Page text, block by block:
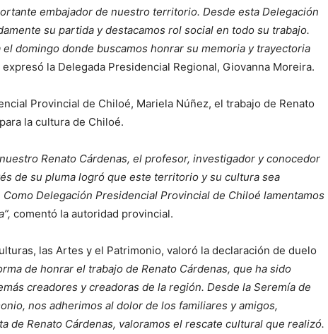
embajador de nuestro territorio. Desde esta Delegación
su partida y destacamos rol social en todo su trabajo.
domingo donde buscamos honrar su memoria y trayectoria
expresó la Delegada Presidencial Regional, Giovanna Moreira.
Provincial de Chiloé, Mariela Núñez, el trabajo de Renato
la cultura de Chiloé.
Renato Cárdenas, el profesor, investigador y conocedor
de su pluma logró que este territorio y su cultura sea
Delegación Presidencial Provincial de Chiloé lamentamos
comentó la autoridad provincial.
las Artes y el Patrimonio, valoró la declaración de duelo
de honrar el trabajo de Renato Cárdenas, que ha sido
creadores y creadoras de la región. Desde la Seremía de
nos adherimos al dolor de los familiares y amigos,
de Renato Cárdenas, valoramos el rescate cultural que realizó.